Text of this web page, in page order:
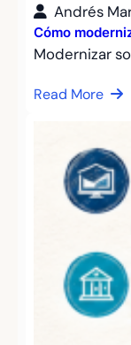
Andrés
Cómo
Modernizar
Read More